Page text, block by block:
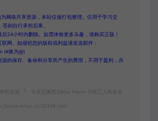
网络共享资源，本站仅做打包整理。仅用于学习交
则自行承担后果。
24小时内删除。如需体验更多乐趣，请购买正版！
网。如侵犯您的版权或利益请发送邮件：
(#换为@)
源的保存、备份和分享所产生的费用，不用于盈利，亦
马克思佩恩3(Max Payne 3)第三人称射击
www.mmyx.cc/32446.html